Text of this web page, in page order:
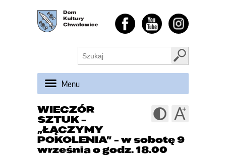
Menu
WIECZÓR
SZTUK -
„ŁĄCZYMY
POKOLENIA” - w sobotę 9
września o godz. 18.00